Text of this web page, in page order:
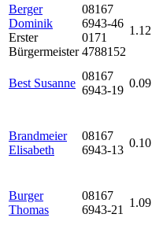
Berger
Dominik
Erster
Bürgermeister
08167
6943-46
0171
4788152
1.12
Best Susanne
08167
6943-19
0.09
Brandmeier
Elisabeth
08167
6943-13
0.10
Burger
Thomas
08167
6943-21
1.09